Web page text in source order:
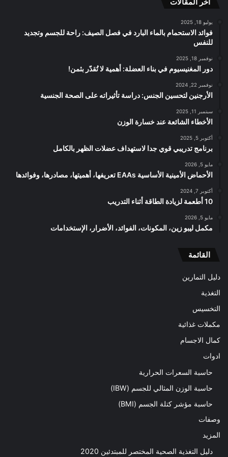
يوليو 18, 2025
فوائد الاستحمام بالماء البارد في فصل الصيف: راحة للجسم وتجديد
للنفس
نوفمبر 18, 2025
دور المغنيسيوم في بناء العضلة: أهمية لا تُقدّر بثمن!
نوفمبر 22, 2024
الأرجنين لتحسين الجنس: دراسة تأثيراته على الصحة الجنسية
سبتمبر 11, 2025
الأخطاء الشائعة عند خسارة الوزن
أكتوبر 5, 2025
برنامج تدريبي قوي جدا لاستهداف عضلات الظهر بالكامل
مايو 5, 2026
الأحماض الأمينية الأساسية EAAs تعريفها، أهميتها، مصادرها، وفوائدها
أكتوبر 7, 2024
10 أطعمة لزيادة الطاقة أثناء التدريب
مايو 5, 2026
مكمل ليبو زين، المكونات، الفوائد، الأضرار، الإستخدامات
القائمة
دليل التمارين
التغذية
التخسيس
مكملات غذائية
كمال الاجسام
ادوات
حاسبة السعرات الحرارية
حاسبة الوزن المثالي للجسم (IBW)
حاسبة مؤشر كتلة الجسم (BMI)
وصفات
المزيد
دليل التغذية الصحية المختصر للمبتدئين 2020​